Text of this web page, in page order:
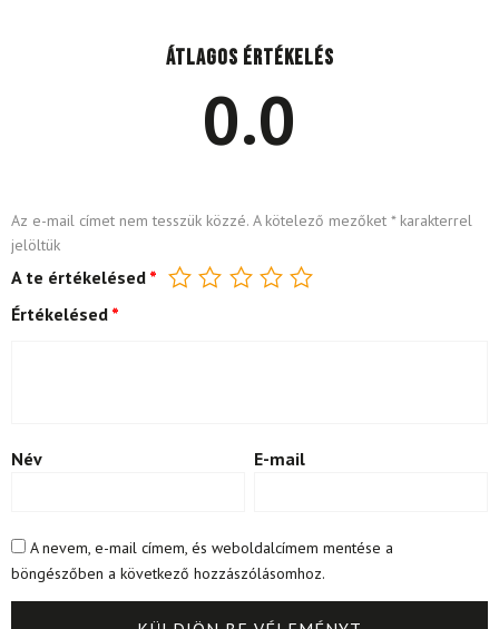
Átlagos értékelés
0.0
Az e-mail címet nem tesszük közzé. A kötelező mezőket *karakterrel
jelöltük
A te értékelésed *
Értékelésed *
Név E-mail
A nevem, e-mail címem, és weboldalcímem mentése a
böngészőben a következő hozzászólásomhoz.